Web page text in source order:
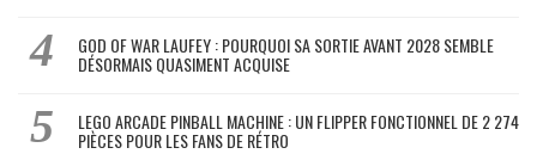
GOD OF WAR LAUFEY : POURQUOI SA SORTIE AVANT 2028 SEMBLE
DÉSORMAIS QUASIMENT ACQUISE
LEGO ARCADE PINBALL MACHINE : UN FLIPPER FONCTIONNEL DE 2 274
PIÈCES POUR LES FANS DE RÉTRO